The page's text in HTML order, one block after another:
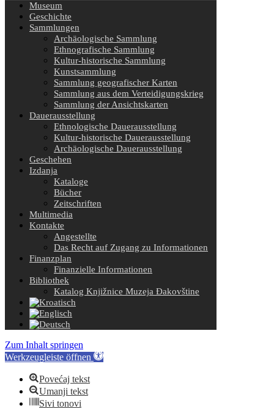
Museum
Geschichte
Sammlungen
Archäologische Sammlung
Ethnografische Sammlung
Kultur-historische Sammlung
Kunstsammlung
Sammlung geografischer Karten
Sammlung aus dem Verteidigungskrieg
Sammlung der Ansichtskarten
Dauerausstellung
Ethnologische Dauerausstellung
Kultur-historische Dauerausstellung
Archäologische Dauerausstellung
Geschehen
Izdanja
Kataloge
Bücher
Zeitschriften
Multimedia
Kontakte
Angestellte
Das Recht auf Zugang zu Informationen
Finanzplan
Finanzielle Informationen
Bibliothek
Katalog Knjižnice Muzeja Đakovštine
Zum Inhalt springen
Werkzeugleiste öffnen
Povećaj tekst
Umanji tekst
Sivi tonovi